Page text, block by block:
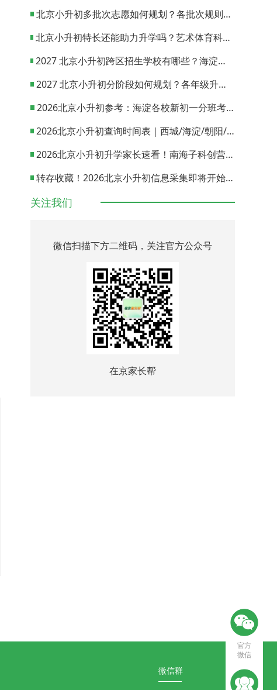
北京小升初多批次志愿如何规划？各批次规则与填报实操指南
北京小升初特长还能助力升学吗？艺术体育科技特长机会与误区全面解析
2027 北京小升初跨区招生学校有哪些？海淀西城东城全市招生校完整汇总
2027 北京小升初分阶段如何规划？各年级升学节点与升学通道全梳理
2026北京小升初参考：海淀各校新初一分班考试日期汇总
2026北京小升初查询时间表｜西城/海淀/朝阳/东城/丰台一键对照
2026北京小升初升学家长速看！南海子科创营报名通道正式开启
转存收藏！2026北京小升初信息采集即将开始，各区入口一键直达
关注我们
微信扫描下方二维码，关注官方公众号
在京家长帮
微信群
官方
微信